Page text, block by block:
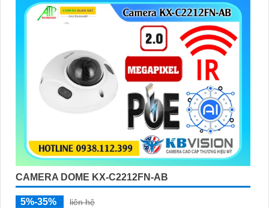
CAMERA DOME KX-C2212FN-AB
5%-35%
liên hệ